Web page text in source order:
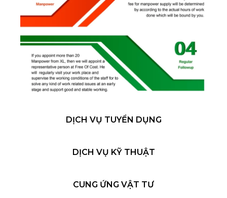
DỊCH VỤ TUYỂN DỤNG
DỊCH VỤ KỸ THUẬT
CUNG ỨNG VẬT TƯ